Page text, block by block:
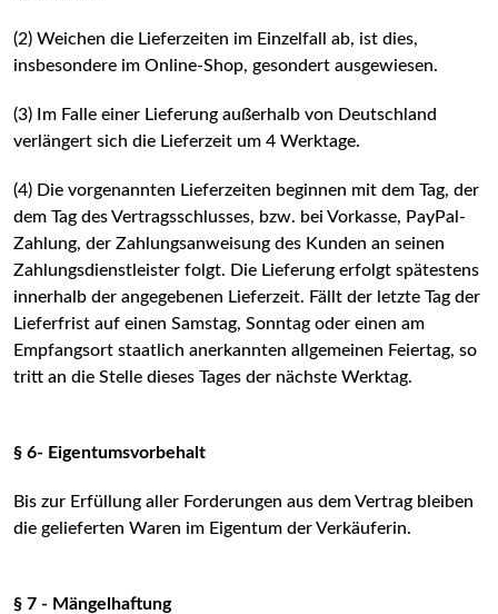
(2) Weichen die Lieferzeiten im Einzelfall ab, ist dies,
insbesondere im Online-Shop, gesondert ausgewiesen.
(3) Im Falle einer Lieferung außerhalb von Deutschland
verlängert sich die Lieferzeit um 4 Werktage.
(4) Die vorgenannten Lieferzeiten beginnen mit dem Tag, der
dem Tag des Vertragsschlusses, bzw. bei Vorkasse, PayPal-
Zahlung, der Zahlungsanweisung des Kunden an seinen
Zahlungsdienstleister folgt. Die Lieferung erfolgt spätestens
innerhalb der angegebenen Lieferzeit. Fällt der letzte Tag der
Lieferfrist auf einen Samstag, Sonntag oder einen am
Empfangsort staatlich anerkannten allgemeinen Feiertag, so
tritt an die Stelle dieses Tages der nächste Werktag.
§ 6- Eigentumsvorbehalt
Bis zur Erfüllung aller Forderungen aus dem Vertrag bleiben
die gelieferten Waren im Eigentum der Verkäuferin.
§ 7 - Mängelhaftung